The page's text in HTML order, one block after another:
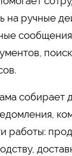
на ручные
собирает
работы: